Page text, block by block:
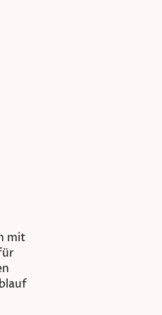
mit